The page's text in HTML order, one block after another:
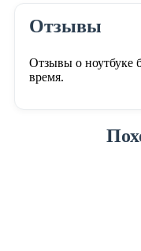
Отзывы
Отзывы о ноутбуке
время.